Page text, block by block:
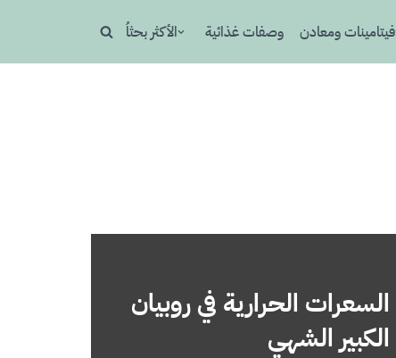
فيتامينات ومعادن وصفات غذائية الأكثر بحثاُ
السعرات الحرارية في روبيان
الكبير الشهي